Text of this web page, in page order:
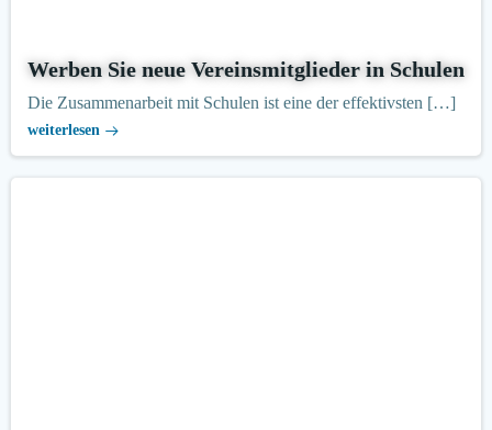
Werben Sie neue Vereinsmitglieder in Schulen
Die Zusammenarbeit mit Schulen ist eine der effektivsten […]
weiterlesen